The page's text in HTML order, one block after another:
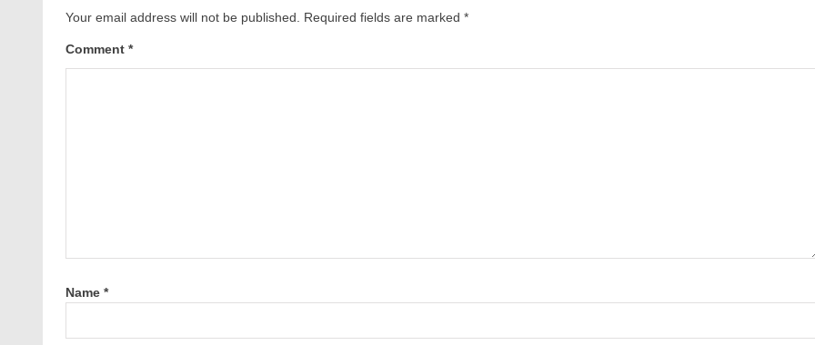
Your email address will not be published. Required fields are marked *
Comment *
Name *